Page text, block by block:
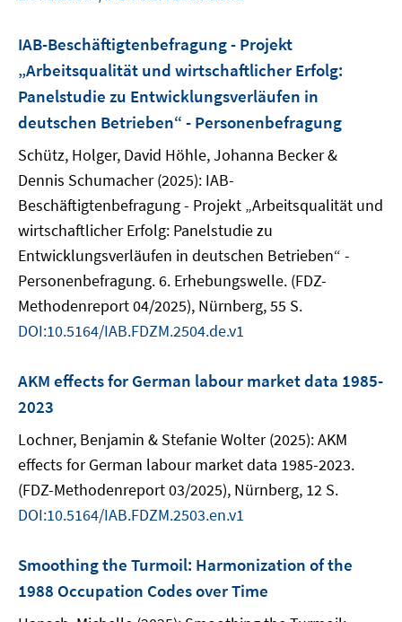
IAB-Beschäftigtenbefragung - Projekt
„Arbeitsqualität und wirtschaftlicher Erfolg:
Panelstudie zu Entwicklungsverläufen in
deutschen Betrieben“ - Personenbefragung
Schütz, Holger, David Höhle, Johanna Becker &
Dennis Schumacher (2025): IAB-
Beschäftigtenbefragung - Projekt „Arbeitsqualität und
wirtschaftlicher Erfolg: Panelstudie zu
Entwicklungsverläufen in deutschen Betrieben“ -
Personenbefragung. 6. Erhebungswelle. (FDZ-
Methodenreport 04/2025), Nürnberg, 55 S.
DOI:10.5164/IAB.FDZM.2504.de.v1
AKM effects for German labour market data 1985-
2023
Lochner, Benjamin & Stefanie Wolter (2025): AKM
effects for German labour market data 1985-2023.
(FDZ-Methodenreport 03/2025), Nürnberg, 12 S.
DOI:10.5164/IAB.FDZM.2503.en.v1
Smoothing the Turmoil: Harmonization of the
1988 Occupation Codes over Time